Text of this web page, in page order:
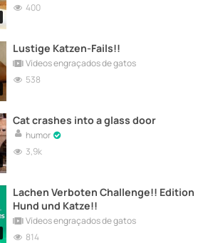
400
Lustige Katzen-Fails!!
Vídeos engraçados de gatos
538
Cat crashes into a glass door
humor
3,9k
Lachen Verboten Challenge!! Edition
Hund und Katze!!
Vídeos engraçados de gatos
814